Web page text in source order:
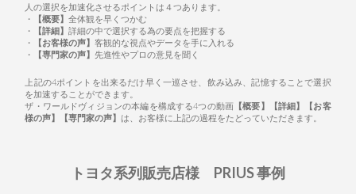
人の選択を加速化させるポイントは４つあります。
・
【概要】全体観を早くつかむ
・
【詳細】詳細の中で選択する為の要点を把握する
・
【お客様の声】客観的な視点やデータを手に入れる
・
【専門家の声】先進性やプロの意見を聞く
上記の4ポイントを出来るだけ早く一巡させ、飲み込み、記憶することで選択
を加速することができます。
ザ・ワールドヴィジョンの本編を構成する4つの動画 【概要】【詳細】【お客
様の声】【専門家の声】は、お客様に上記の過程をたどっていただきます。
トヨタ系列販売店様 PRIUS 事例